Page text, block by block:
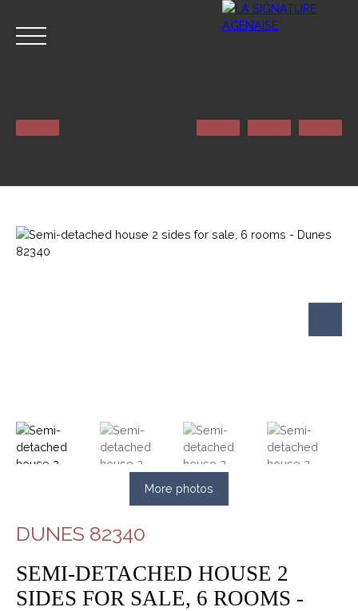
More photos
DUNES 82340
SEMI-DETACHED HOUSE 2
SIDES FOR SALE, 6 ROOMS -